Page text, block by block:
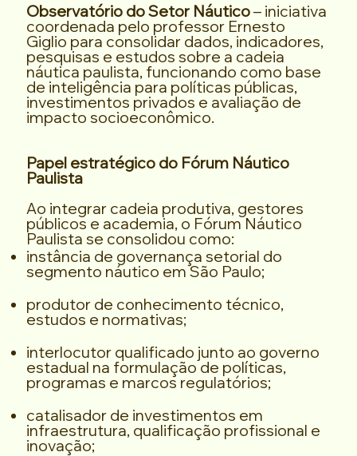
Observatório do Setor Náutico– iniciativa
coordenada pelo professor Ernesto
Giglio para consolidar dados, indicadores,
pesquisas e estudos sobre a cadeia
náutica paulista, funcionando como base
de inteligência para políticas públicas,
investimentos privados e avaliação de
impacto socioeconômico.
Papel estratégico do Fórum Náutico
Paulista
Ao integrar cadeia produtiva, gestores
públicos e academia, o Fórum Náutico
Paulista se consolidou como:
instância de governança setorial do
segmento náutico em São Paulo;
produtor de conhecimento técnico,
estudos e normativas;
interlocutor qualificado junto ao governo
estadual na formulação de políticas,
programas e marcos regulatórios;
catalisador de investimentos em
infraestrutura, qualificação profissional e
inovação;